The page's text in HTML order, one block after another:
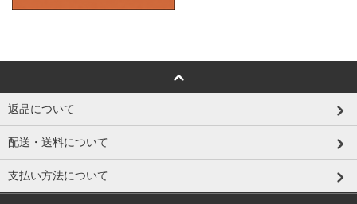
返品について
配送・送料について
支払い方法について